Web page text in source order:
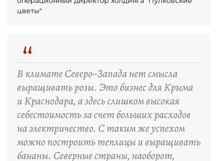
цветы"
“
В климате Северо–Запада нет смысла
выращивать розы. Это бизнес для Крыма
и Краснодара, а здесь слишком высокая
себестоимость за счет больших расходов
на электричество. С таким же успехом
можно построить теплицы и выращивать
бананы. Северные страны, наоборот,